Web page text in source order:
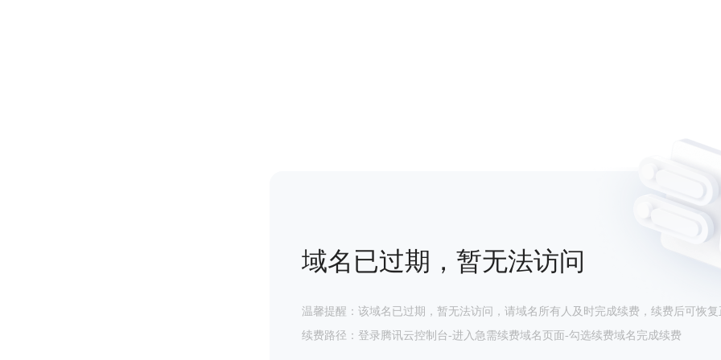
域名已过期，暂无法访问
温馨提醒：该域名已过期，暂无法访问，请域名所有人及时完成续费，续费后可恢复
续费路径：登录腾讯云控制台-进入急需续费域名页面-勾选续费域名完成续费